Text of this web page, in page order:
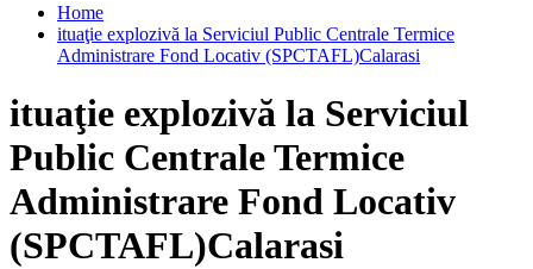
Home
ituaţie explozivă la Serviciul Public Centrale Termice
Administrare Fond Locativ (SPCTAFL)Calarasi
ituaţie explozivă la Serviciul
Public Centrale Termice
Administrare Fond Locativ
(SPCTAFL)Calarasi